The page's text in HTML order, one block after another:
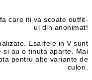
care iti va scoate outfit-
ul din anonimat!
Esarfele in V sunt
si au o tinuta aparte. Mai
pentru alte variante de
culori.